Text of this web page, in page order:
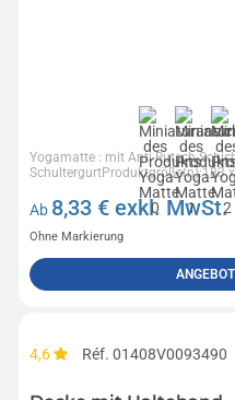
Yogamatte : mit Anti-Rutsch-
SchultergurtProduktgröße(n):183
Ab 8,33 € exkl. MwSt.
Ohne Markierung
4,6 Réf. 01408V0093490